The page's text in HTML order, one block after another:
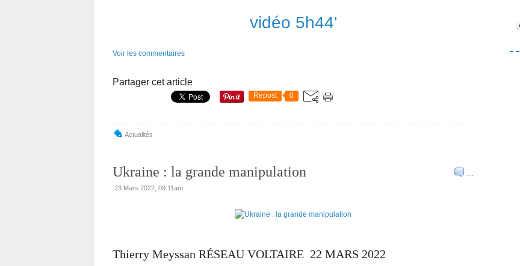
vidéo 5h44'
Voir les commentaires
Partager cet article
Repost 0
Actualités
Ukraine : la grande manipulation
23 Mars 2022, 09:11am
Thierry Meyssan RÉSEAU VOLTAIRE 22 MARS 2022